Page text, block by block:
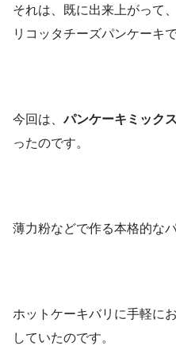
それは、既に出来上がって
リコッタチーズパンケーキで
今回は、パンケーキミックス
ったのです。
薄力粉などで作る本格的な
ホットケーキバリに手軽に
していたのです。